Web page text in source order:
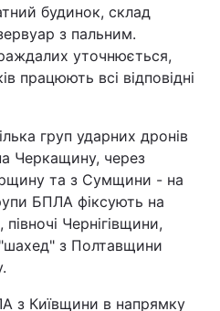
будинок, склад
з пальним.
уточнюється,
працюють всі відповідні
груп ударних дронів
Черкащину, через
та з Сумщини - на
БПЛА фіксують на
Чернігівщини,
з Полтавщини
з Київщини в напрямку